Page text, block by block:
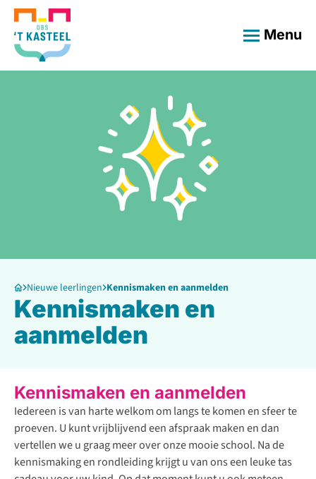
Menu
Nieuwe leerlingen Kennismaken en aanmelden
Kennismaken en
aanmelden
Kennismaken en aanmelden
Iedereen is van harte welkom om langs te komen en sfeer te
proeven. U kunt vrijblijvend een afspraak maken en dan
vertellen we u graag meer over onze mooie school. Na de
kennismaking en rondleiding krijgt u van ons een leuke tas